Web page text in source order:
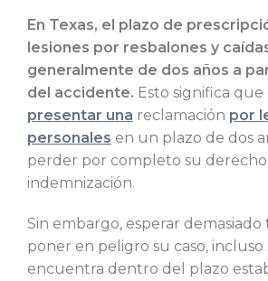
En Texas, el plazo de
lesiones por resbalones y
generalmente de dos años a
del accidente. Esto significa
presentar una reclamación por
personales en un plazo de dos
perder por completo su derecho
indemnización.
Sin embargo, esperar
poner en peligro su caso, incluso
encuentra dentro del plazo